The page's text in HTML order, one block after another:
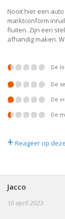
Nooit hier een
marktconform
fluiten. Zijn een
afhandig maken.
De
De
De
De
+ Reageer op
Jacco
16 april 2023